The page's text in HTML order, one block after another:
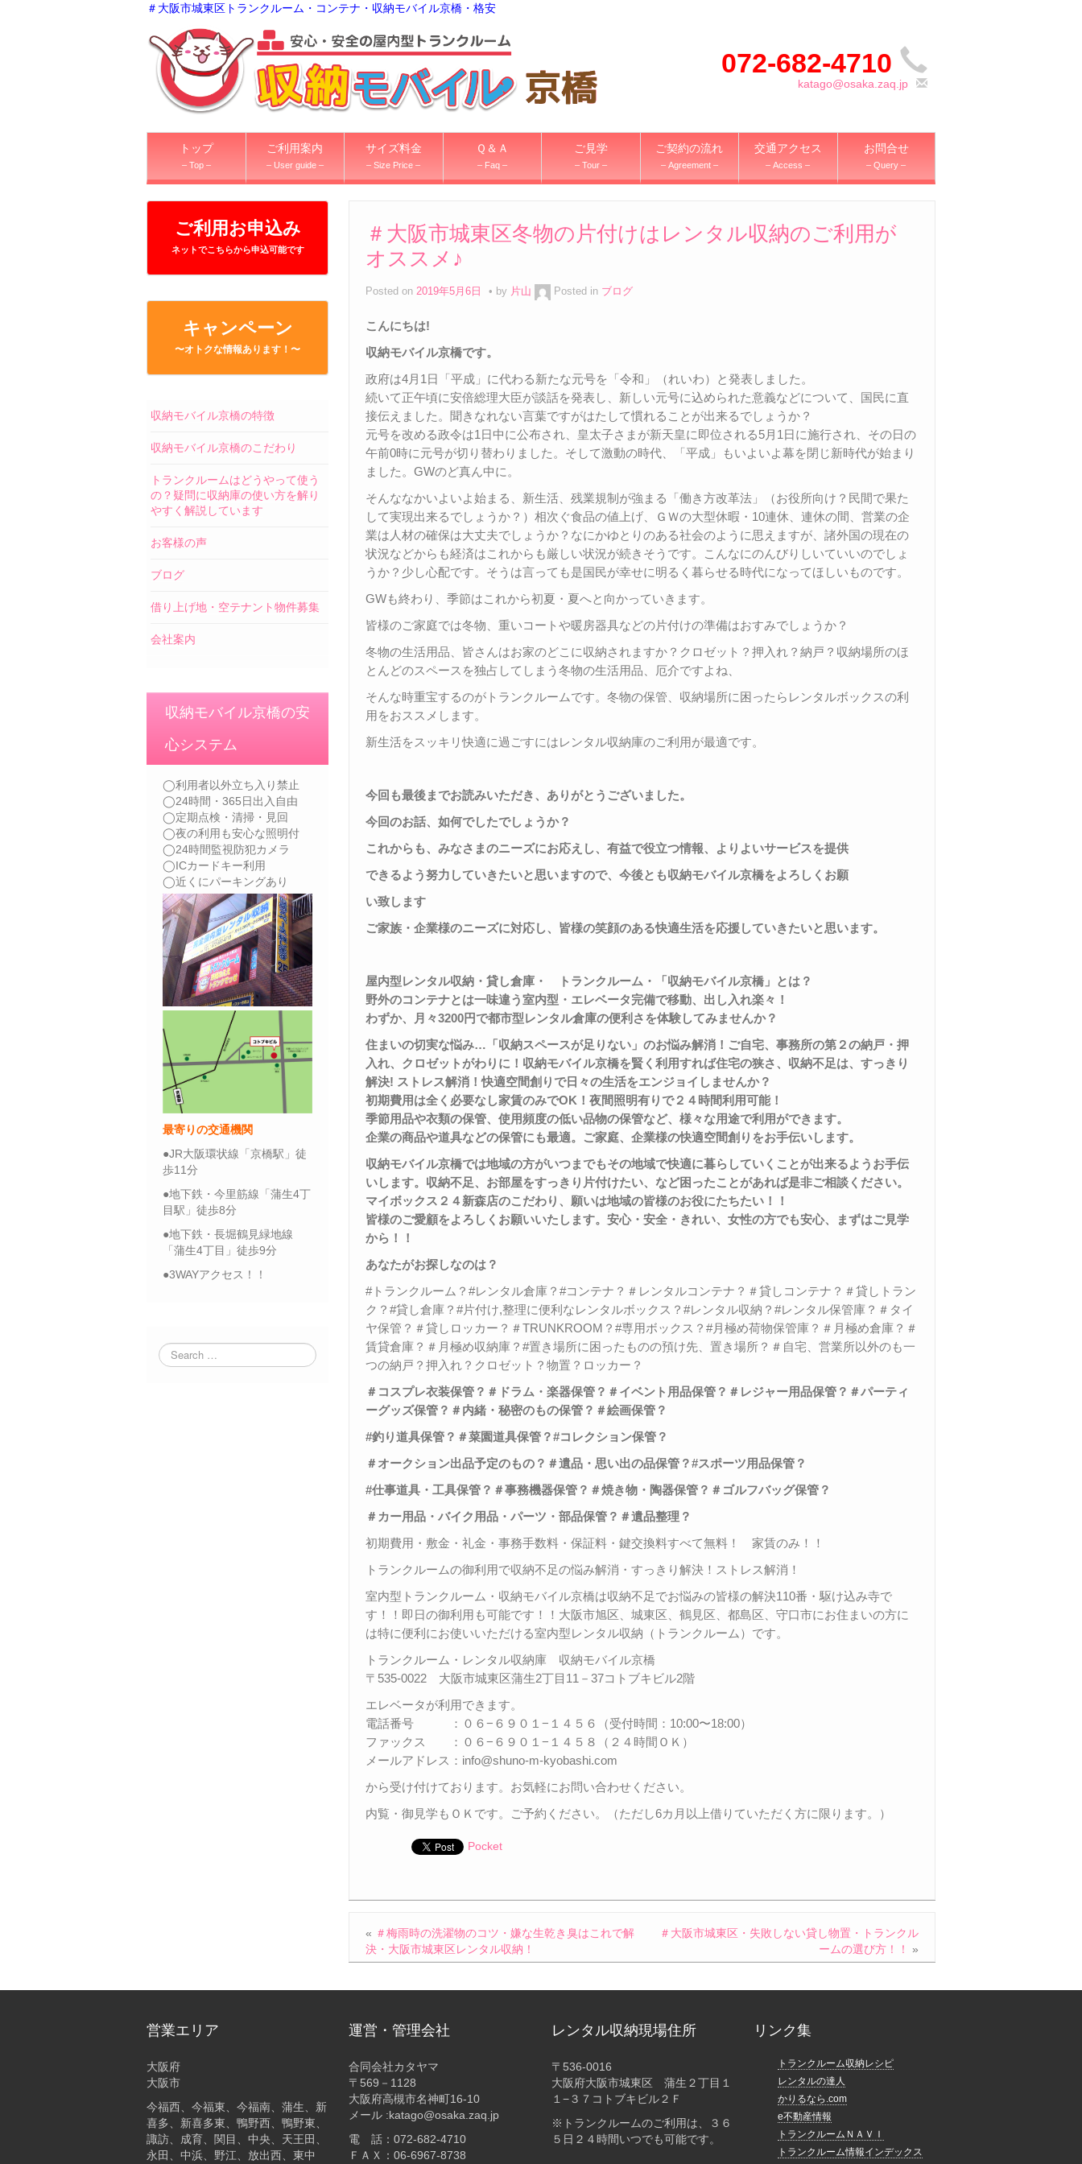
＃大阪市城東区トランクルーム・コンテナ・収納モバイル京橋・格安
072-682-4710
katago@osaka.zaq.jp
トップ
– Top –
ご利用案内
– User guide –
サイズ料金
– Size Price –
Ｑ＆Ａ
– Faq –
ご見学
– Tour –
ご契約の流れ
– Agreement –
交通アクセス
– Access –
お問合せ
– Query –
ご利用お申込み
ネットでこちらから申込可能です
キャンペーン
〜オトクな情報あります！〜
収納モバイル京橋の特徴
収納モバイル京橋のこだわり
トランクルームはどうやって使う
の？疑問に収納庫の使い方を解り
やすく解説しています
お客様の声
ブログ
借り上げ地・空テナント物件募集
会社案内
収納モバイル京橋の安
心システム
◯利用者以外立ち入り禁止
◯24時間・365日出入自由
◯定期点検・清掃・見回
◯夜の利用も安心な照明付
◯24時間監視防犯カメラ
◯ICカードキー利用
◯近くにパーキングあり
最寄りの交通機関
●JR大阪環状線「京橋駅」徒
歩11分
●地下鉄・今里筋線「蒲生4丁
目駅」徒歩8分
●地下鉄・長堀鶴見緑地線
「蒲生4丁目」徒歩9分
●3WAYアクセス！！
＃大阪市城東区冬物の片付けはレンタル収納のご利用が
オススメ♪
Posted on2019年5月6日 by 片山 Posted in ブログ
こんにちは!
収納モバイル京橋です。
政府は4月1日「平成」に代わる新たな元号を「令和」（れいわ）と発表しました。
続いて正午頃に安倍総理大臣が談話を発表し、新しい元号に込められた意義などについて、国民に直
接伝えました。聞きなれない言葉ですがはたして慣れることが出来るでしょうか？
元号を改める政令は1日中に公布され、皇太子さまが新天皇に即位される5月1日に施行され、その日の
午前0時に元号が切り替わりました。そして激動の時代、「平成」もいよいよ幕を閉じ新時代が始まり
ました。GWのど真ん中に。
そんななかいよいよ始まる、新生活、残業規制が強まる「働き方改革法」（お役所向け？民間で果た
して実現出来るでしょうか？）相次ぐ食品の値上げ、ＧＷの大型休暇・10連休、連休の間、営業の企
業は人材の確保は大丈夫でしょうか？なにかゆとりのある社会のように思えますが、諸外国の現在の
状況などからも経済はこれからも厳しい状況が続きそうです。こんなにのんびりしいていいのでしょ
うか？少し心配です。そうは言っても是国民が幸せに明るく暮らせる時代になってほしいものです。
GWも終わり、季節はこれから初夏・夏へと向かっていきます。
皆様のご家庭では冬物、重いコートや暖房器具などの片付けの準備はおすみでしょうか？
冬物の生活用品、皆さんはお家のどこに収納されますか？クロゼット？押入れ？納戸？収納場所のほ
とんどのスペースを独占してしまう冬物の生活用品、厄介ですよね、
そんな時重宝するのがトランクルームです。冬物の保管、収納場所に困ったらレンタルボックスの利
用をおススメします。
新生活をスッキリ快適に過ごすにはレンタル収納庫のご利用が最適です。
今回も最後までお読みいただき、ありがとうございました。
今回のお話、如何でしたでしょうか？
これからも、みなさまのニーズにお応えし、有益で役立つ情報、よりよいサービスを提供
できるよう努力していきたいと思いますので、今後とも収納モバイル京橋をよろしくお願
い致します
ご家族・企業様のニーズに対応し、皆様の笑顔のある快適生活を応援していきたいと思います。
屋内型レンタル収納・貸し倉庫・
トランクルーム・「収納モバイル京橋」とは？
野外のコンテナとは一味違う室内型・エレベータ完備で移動、出し入れ楽々！
わずか、月々3200円で都市型レンタル倉庫の便利さを体験してみませんか？
住まいの切実な悩み… 「収納スペースが足りない」のお悩み解消！ご自宅、事務所の第２の納戸・押
入れ、クロゼットがわりに！収納モバイル京橋を賢く利用すれば住宅の狭さ、収納不足は、すっきり
解決! ストレス解消！快適空間創りで日々の生活をエンジョイしませんか？
初期費用は全く必要なし家賃のみでOK ！夜間照明有りで２４時間利用可能！
季節用品や衣類の保管、使用頻度の低い品物の保管など、様々な用途で利用ができます。
企業の商品や道具などの保管にも最適。ご家庭、企業様の快適空間創りをお手伝いします。
収納モバイル京橋では地域の方がいつまでもその地域で快適に暮らしていくことが出来るようお手伝
いします。収納不足、お部屋をすっきり片付けたい、など困ったことがあれば是非ご相談ください。
マイボックス２４新森店のこだわり、願いは地域の皆様のお役にたちたい！！
皆様のご愛顧をよろしくお願いいたします。安心・安全・きれい、女性の方でも安心、
まずはご見学
から！！
あなたがお探しなのは？
#トランクルーム？#レンタル倉庫？#コンテナ？＃レンタルコンテナ？＃貸しコンテナ？＃貸しトラン
ク？#貸し倉庫？#片付け,整理に便利なレンタルボックス？#レンタル収納？#レンタル保管庫？＃タイ
ヤ保管？＃貸しロッカー？＃TRUNKROOM？#専用ボックス？#月極め荷物保管庫？＃月極め倉庫？＃
賃貸倉庫？＃月極め収納庫？#置き場所に困ったものの預け先、置き場所？＃自宅、営業所以外のも一
つの納戸？押入れ？クロゼット？物置？ロッカー？
＃コスプレ衣装保管？＃ドラム・楽器保管？＃イベント用品保管？＃レジャー用品保管？＃パーティ
ーグッズ保管？＃内緒・秘密のもの保管？＃絵画保管？
#釣り道具保管？＃菜園道具保管？#コレクション保管？
＃オークション出品予定のもの？＃遺品・思い出の品保管？#スポーツ用品保管？
#仕事道具・工具保管？＃事務機器保管？＃焼き物・陶器保管？＃ゴルフバッグ保管？
＃カー用品・バイク用品・パーツ・部品保管？＃遺品整理？
初期費用・敷金・礼金・事務手数料・保証料・鍵交換料すべて無料！ 家賃のみ！！
トランクルームの御利用で収納不足の悩み解消・すっきり解決！ストレス解消！
室内型トランクルーム・収納モバイル京橋は収納不足でお悩みの皆様の解決110番・駆け込み寺で
す！！即日の御利用も可能です！！大阪市旭区、城東区、鶴見区、都島区、守口市にお住まいの方に
は特に便利にお使いいただける室内型レンタル収納（トランクルーム）です。
トランクルーム・レンタル収納庫 収納モバイル京橋
〒535-0022 大阪市城東区蒲生2丁目11－37コトブキビル2階
エレベータが利用できます。
電話番号 ：０６−６９０１−１４５６（受付時間：10:00〜18:00）
ファックス ：０６−６９０１−１４５８（２４時間ＯＫ）
メールアドレス：info@shuno-m-kyobashi.com
から受け付けております。お気軽にお問い合わせください。
内覧・御見学もＯＫです。ご予約ください。（ただし6カ月以上借りていただく方に限ります。）
Pocket
« ＃梅雨時の洗濯物のコツ・嫌な生乾き臭はこれで解
決・大阪市城東区レンタル収納！
＃大阪市城東区・失敗しない貸し物置・トランクル
ームの選び方！！
»
営業エリア
大阪府
大阪市
今福西、今福東、今福南、蒲生、新
喜多、新喜多東、鴨野西、鴨野東、
諏訪、成育、関目、中央、天王田、
永田、中浜、野江、放出西、東中
運営・管理会社
合同会社カタヤマ
〒569－1128
大阪府高槻市名神町16-10
メール :katago@osaka.zaq.jp
電 話：072-682-4710
ＦＡＸ：06-6967-8738
レンタル収納現場住所
〒536-0016
大阪府大阪市城東区 蒲生２丁目１
１−３７コトブキビル２Ｆ
※トランクルームのご利用は、３６
５日２４時間いつでも可能です。
リンク集
トランクルーム収納レシピ
レンタルの達人
かりるなら.com
e不動産情報
トランクルームＮＡＶＩ
トランクルーム情報インデックス